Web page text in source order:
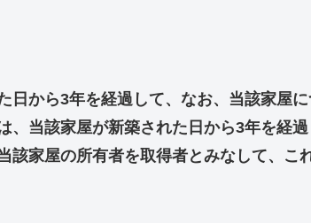
日から3年を経過して、なお、当該家屋
、当該家屋が新築された日から3年を経
該家屋の所有者を取得者とみなして、こ